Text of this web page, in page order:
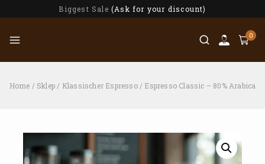
Biggest Sale (Ask for your discount)
0
Home / Sklep / Klassischer Espresso / Espresso Classic – 80% Arabica